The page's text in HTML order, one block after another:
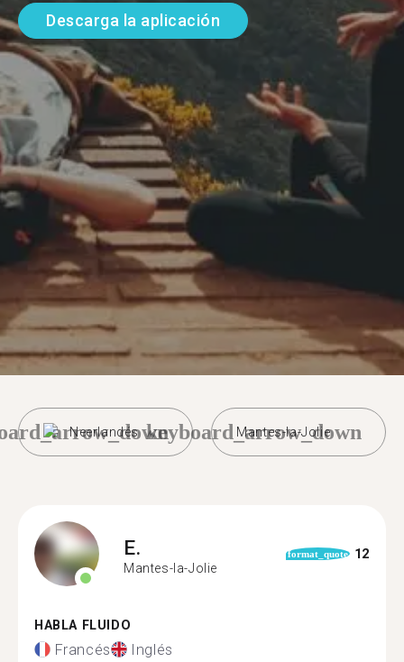
Descarga la aplicación
Neerlandés Mantes-la-Jolie
keyboard_arrow_down
E.
Mantes-la-Jolie
format_quote 12
HABLA FLUIDO
Francés Inglés